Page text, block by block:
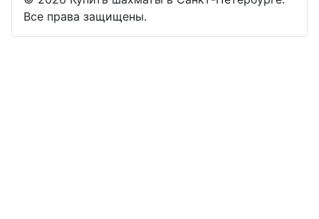
Все права защищены.